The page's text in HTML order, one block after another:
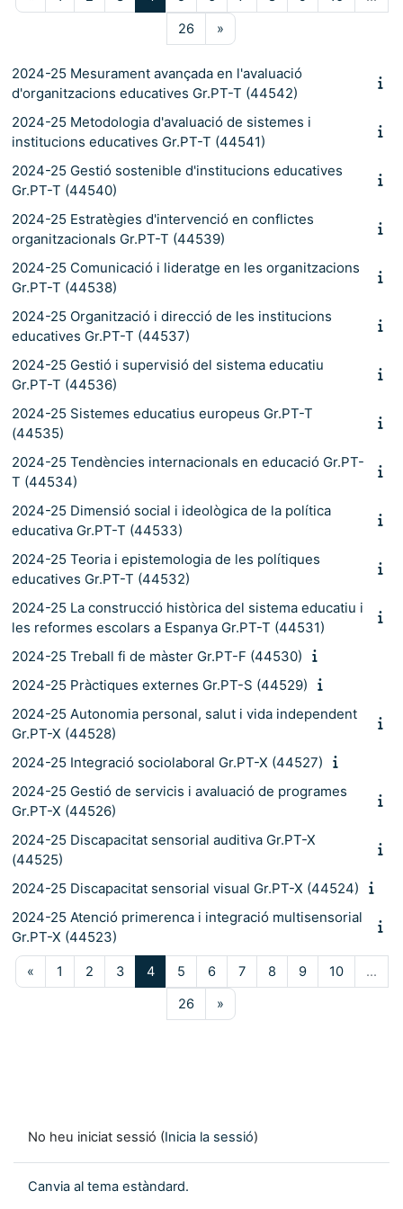
26Pàgina 26
»
2024-25 Mesurament avançada en l'avaluació
d'organitzacions educatives Gr.PT-T (44542)
2024-25 Metodologia d'avaluació de sistemes i
institucions educatives Gr.PT-T (44541)
2024-25 Gestió sostenible d'institucions educatives
Gr.PT-T (44540)
2024-25 Estratègies d'intervenció en conflictes
organitzacionals Gr.PT-T (44539)
2024-25 Comunicació i lideratge en les organitzacions
Gr.PT-T (44538)
2024-25 Organització i direcció de les institucions
educatives Gr.PT-T (44537)
2024-25 Gestió i supervisió del sistema educatiu
Gr.PT-T (44536)
2024-25 Sistemes educatius europeus Gr.PT-T
(44535)
2024-25 Tendències internacionals en educació Gr.PT-
T (44534)
2024-25 Dimensió social i ideològica de la política
educativa Gr.PT-T (44533)
2024-25 Teoria i epistemologia de les polítiques
educatives Gr.PT-T (44532)
2024-25 La construcció històrica del sistema educatiu i
les reformes escolars a Espanya Gr.PT-T (44531)
2024-25 Treball fi de màster Gr.PT-F (44530)
2024-25 Pràctiques externes Gr.PT-S (44529)
2024-25 Autonomia personal, salut i vida independent
Gr.PT-X (44528)
2024-25 Integració sociolaboral Gr.PT-X (44527)
2024-25 Gestió de servicis i avaluació de programes
Gr.PT-X (44526)
2024-25 Discapacitat sensorial auditiva Gr.PT-X
(44525)
2024-25 Discapacitat sensorial visual Gr.PT-X (44524)
2024-25 Atenció primerenca i integració multisensorial
Gr.PT-X (44523)
«Pàgina anterior
1 Pàgina 1
2Pàgina 2
3Pàgina 3
4Pàgina 4
5Pàgina 5
6Pàgina 6
7Pàgina 7
8Pàgina 8
9Pàgina 9
10Pàgina 10
…
26Pàgina 26
»
No heu iniciat sessió (Inicia la sessió)
Canvia al tema estàndard.